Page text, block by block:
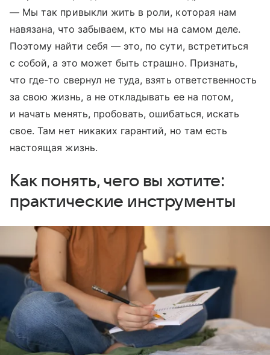
— Мы так привыкли жить в роли, которая нам
навязана, что забываем, кто мы на самом деле.
Поэтому найти себя — это, по сути, встретиться
с собой, а это может быть страшно. Признать,
что где-то свернул не туда, взять ответственность
за свою жизнь, а не откладывать ее на потом,
и начать менять, пробовать, ошибаться, искать
свое. Там нет никаких гарантий, но там есть
настоящая жизнь.
Как понять, чего вы хотите:
практические инструменты